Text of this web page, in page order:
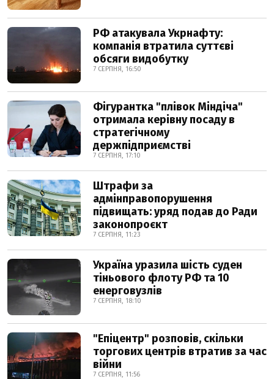
РФ атакувала Укрнафту:
компанія втратила суттєві
обсяги видобутку
7 СЕРПНЯ, 16:50
Фігурантка "плівок Міндіча"
отримала керівну посаду в
стратегічному
держпідприємстві
7 СЕРПНЯ, 17:10
Штрафи за
адмінправопорушення
підвищать: уряд подав до Ради
законопроєкт
7 СЕРПНЯ, 11:23
Україна уразила шість суден
тіньового флоту РФ та 10
енерговузлів
7 СЕРПНЯ, 18:10
"Епіцентр" розповів, скільки
торгових центрів втратив за час
війни
7 СЕРПНЯ, 11:56